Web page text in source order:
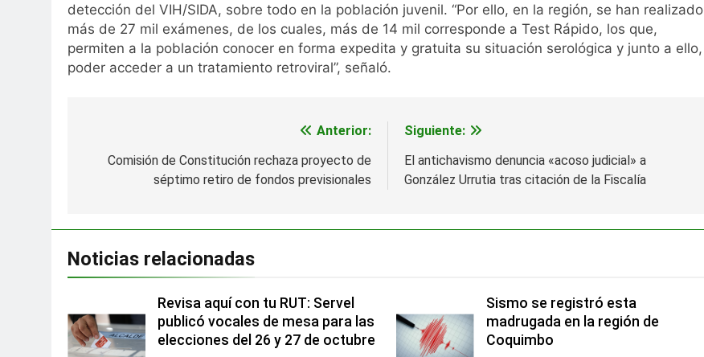
detección del VIH/SIDA, sobre todo en la población juvenil. “Por ello, en la región, se han realizado
más de 27 mil exámenes, de los cuales, más de 14 mil corresponde a Test Rápido, los que,
permiten a la población conocer en forma expedita y gratuita su situación serológica y junto a ello,
poder acceder a un tratamiento retroviral”, señaló.
Anterior:
Comisión de Constitución rechaza proyecto de
séptimo retiro de fondos previsionales
Siguiente:
El antichavismo denuncia «acoso judicial» a
González Urrutia tras citación de la Fiscalía
Noticias relacionadas
Revisa aquí con tu RUT: Servel
publicó vocales de mesa para las
elecciones del 26 y 27 de octubre
Sismo se registró esta
madrugada en la región de
Coquimbo